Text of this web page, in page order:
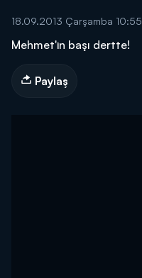
18.09.2013 Çarşamba 10:55
Mehmet'in başı dertte!
Paylaş